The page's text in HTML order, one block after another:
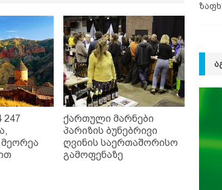
247
ქართული მარნები
პარიზის ბუნებრივი
ღვინის საერთაშორისო
გამოფენაზე